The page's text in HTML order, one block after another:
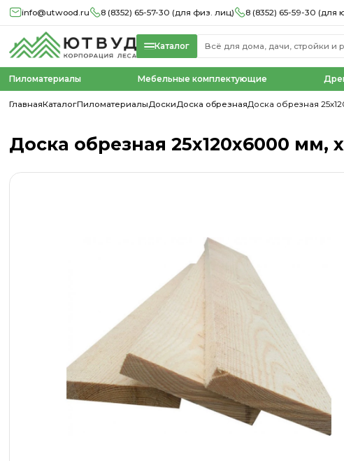
info@utwood.ru 8 (8352) 65-57-30 (для физ. лиц) 8 (8352) 65-59-30 (для
Каталог
Пиломатериалы Мебельные комплектующие
ГлавнаяКаталогПиломатериалыДоскиДоска обрезнаяДоска обрезная
Доска обрезная 25х120х6000 мм,